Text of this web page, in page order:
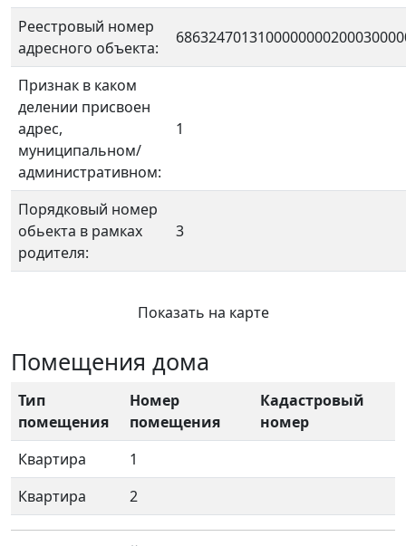
Реестровый номер
адресного объекта:
Признак в каком
делении присвоен
адрес,
муниципальном/
административном:
1
Порядковый номер
обьекта в рамках
родителя:
3
Показать на карте
Помещения дома
Тип
помещения
Номер
помещения
Кадастровый
номер
Квартира
1
Квартира
2